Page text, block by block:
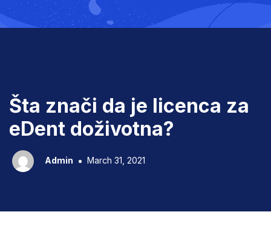
Šta znači da je licenca za
eDent doživotna?
Admin March 31, 2021